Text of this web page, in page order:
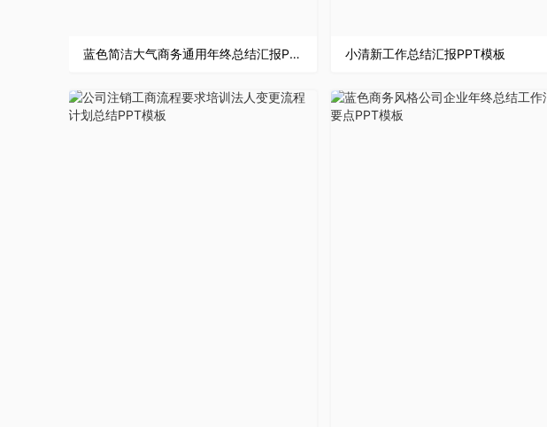
蓝色简洁大气商务通用年终总结汇报PPT模板 小清新工作总结汇报PPT模板